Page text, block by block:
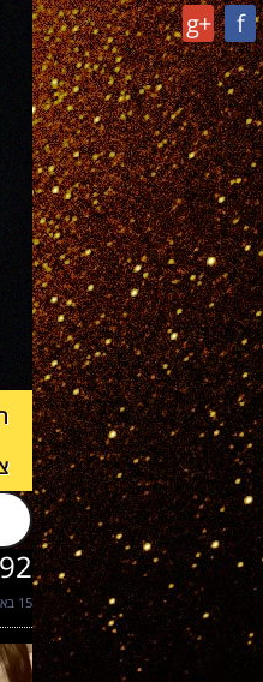
g+ f
15 באוגוסט 2014